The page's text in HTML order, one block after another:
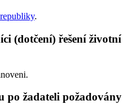
.
(dotčení) řešení životní
po žadateli požadovány